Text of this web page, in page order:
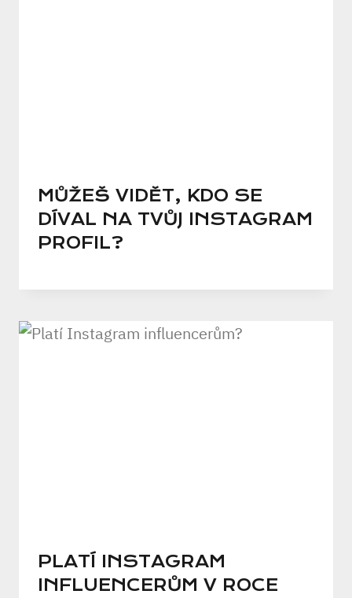
MŮŽEŠ VIDĚT, KDO SE
DÍVAL NA TVŮJ INSTAGRAM
PROFIL?
PLATÍ INSTAGRAM
INFLUENCERŮM V ROCE